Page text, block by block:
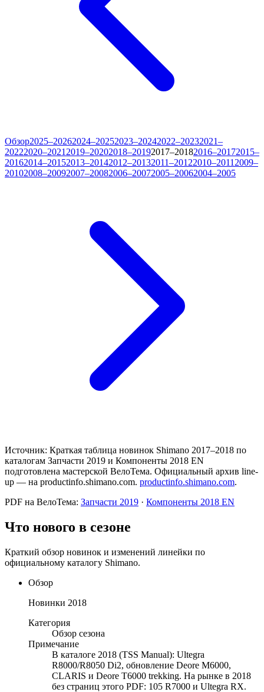
Обзор2025–20262024–20252023–20242022–20232021–
20222020–2021 2019–20202018–20192017–20182016–20172015–
20162014–20152013–20142012–20132011–20122010–2011 2009–
20102008–20092007–20082006–20072005–20062004–2005
Источник: Краткая таблица новинок Shimano 2017–2018 по
каталогам Запчасти 2019 и Компоненты 2018 EN
подготовлена мастерской ВелоТема. Официальный архив line-
up — на productinfo.shimano.com. productinfo.shimano.com.
PDF на ВелоТема: Запчасти 2019 · Компоненты 2018 EN
Что нового в сезоне
Краткий обзор новинок и изменений линейки по
официальному каталогу Shimano.
Обзор
Новинки 2018
Категория
Обзор сезона
Примечание
В каталоге 2018 (TSS Manual): Ultegra
R8000/R8050 Di2, обновление Deore M6000,
CLARIS и Deore T6000 trekking. На рынке в 2018
без страниц этого PDF: 105 R7000 и Ultegra RX.